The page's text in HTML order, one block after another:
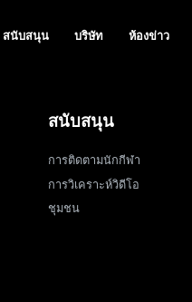
สนับสนุน บริษัท ห้องข่าว
สนับสนุน
การติดตามนักกีฬา
การวิเคราะห์วิดีโอ
ชุมชน